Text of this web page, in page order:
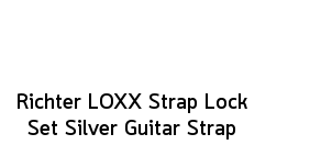
Richter LOXX Strap Lock
Set Silver Guitar Strap